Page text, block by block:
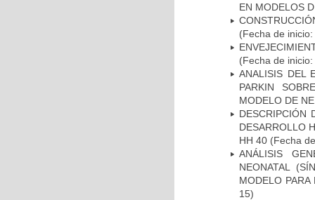
EN MODELOS
(Fecha de
(Fecha de
ANALISIS DEL
PARKIN
MODELO DE
DESCRIPCIÓN
DESARROLLO
HH 40 (Fecha
ANÁLISIS
NEONATAL
MODELO
15)